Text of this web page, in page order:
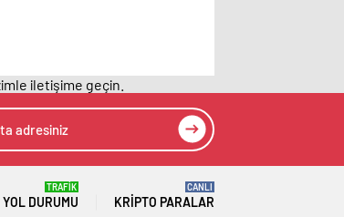
iletişime geçin.
YOL DURUMU
TRAFİK
KRIPTO PARALAR
CANLI